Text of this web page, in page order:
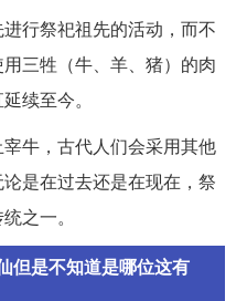
行祭祀祖先的活动，而不
三牲（牛、羊、猪）的肉
续至今。
牛，古代人们会采用其他
是在过去还是在现在，祭
之一。
但是不知道是哪位这有